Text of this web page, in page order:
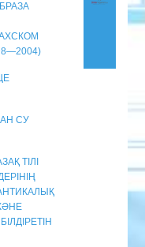
СУ
ТІЛІ